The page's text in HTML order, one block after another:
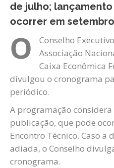
de julho;
ocorrer em setembro
O
Conselho
Associação
Caixa Econômica
divulgou o cronograma
periódico.
A programação
publicação, que pode
Encontro Técnico. Caso a
adiada, o Conselho
cronograma.